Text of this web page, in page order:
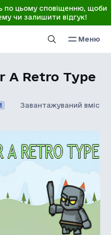
по цьому сповіщенню, щоби
чи залишити відгук!
Меню
A Retro Type
1 Завантажуваний вміст